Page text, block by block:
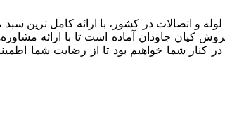
و اتصالات در کشور، با ارائه کامل ترین
کیان جاودان آماده است تا با ارائه
کنار شما خواهیم بود تا از رضایت شما